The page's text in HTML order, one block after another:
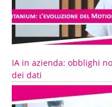
IA in azienda: obblighi
dei dati